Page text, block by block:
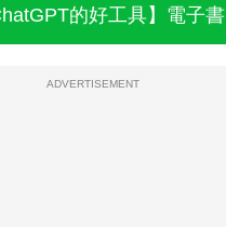
的好工具】電子書
ADVERTISEMENT